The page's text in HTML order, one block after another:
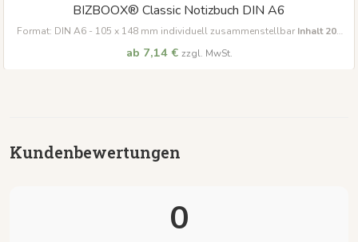
BIZBOOX® Classic Notizbuch DIN A6
Format: DIN A6 - 105 x 148 mm individuell zusammenstellbar Inhalt 200
ab 7,14 € zzgl. MwSt.
Kundenbewertungen
0